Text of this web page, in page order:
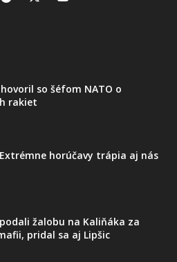
so šéfom NATO o
rakiet
horúčavy trápia aj nás
žalobu na Kaliňáka za
pridal sa aj Lipšic